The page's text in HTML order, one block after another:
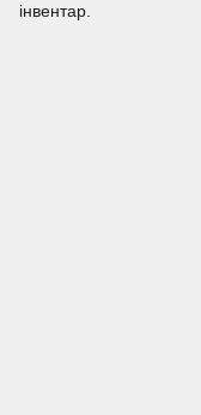
інвентар.